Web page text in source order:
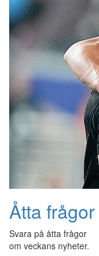
Åtta frågor
Svara på åtta frågor
om veckans nyheter.